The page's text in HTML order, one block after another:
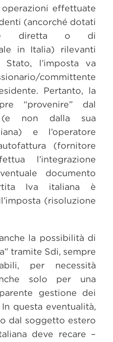
effettuate
(ancorché dotati
diretta o di
in Italia) rilevanti
l’imposta va
committente
Pertanto, la
“provenire” dal
non dalla sua
e l’operatore
(fornitore
l’integrazione
documento
Iva italiana è
(risoluzione
la possibilità di
tramite Sdi, sempre
per necessità
solo per una
gestione dei
questa eventualità,
dal soggetto estero
deve recare –